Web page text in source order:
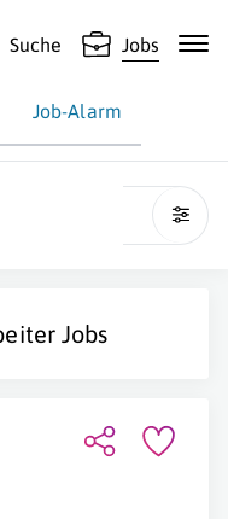
Suche Jobs
Job-Alarm
Jobs